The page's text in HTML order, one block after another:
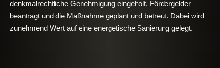
denkmalrechtliche Genehmigung eingeholt, Fördergelder
beantragt und die Maßnahme geplant und betreut. Dabei wird
zunehmend Wert auf eine energetische Sanierung gelegt.